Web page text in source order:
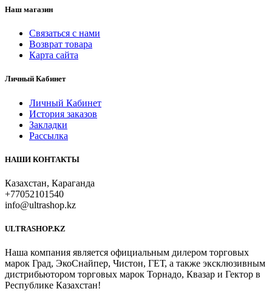
Наш магазин
Связаться с нами
Возврат товара
Карта сайта
Личный Кабинет
Личный Кабинет
История заказов
Закладки
Рассылка
НАШИ КОНТАКТЫ
Казахстан, Караганда
+77052101540
info@ultrashop.kz
ULTRASHOP.KZ
Наша компания является официальным дилером торговых
марок Град, ЭкоСнайпер, Чистон, ГЕТ, а также эксклюзивным
дистрибьютором торговых марок Торнадо, Квазар и Гектор в
Республике Казахстан!